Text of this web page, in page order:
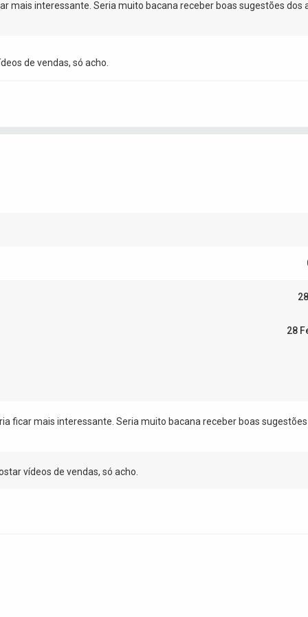
mais interessante. Seria muito bacana receber boas sugestões dos
de vendas, só acho.
28
ficar mais interessante. Seria muito bacana receber boas
vídeos de vendas, só acho.